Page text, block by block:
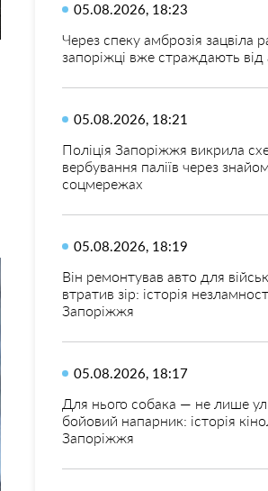
05.08.2026, 18:23
Через спеку амброзія зацвіла
запоріжці вже страждають від
05.08.2026, 18:21
Поліція Запоріжжя викрила
вербування паліїв через
соцмережах
05.08.2026, 18:19
Він ремонтував авто для
втратив зір: історія
Запоріжжя
05.08.2026, 18:17
Для нього собака — не лише
бойовий напарник: історія
Запоріжжя